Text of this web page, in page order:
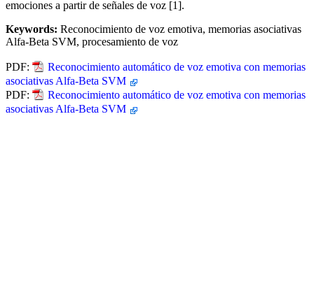
emociones a partir de señales de voz [1].
Keywords: Reconocimiento de voz emotiva, memorias asociativas
Alfa-Beta SVM, procesamiento de voz
PDF:
Reconocimiento automático de voz emotiva con memorias
asociativas Alfa-Beta SVM
PDF:
Reconocimiento automático de voz emotiva con memorias
asociativas Alfa-Beta SVM